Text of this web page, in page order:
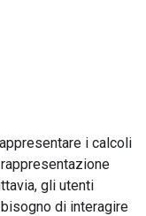
i calcoli
gli utenti
di interagire